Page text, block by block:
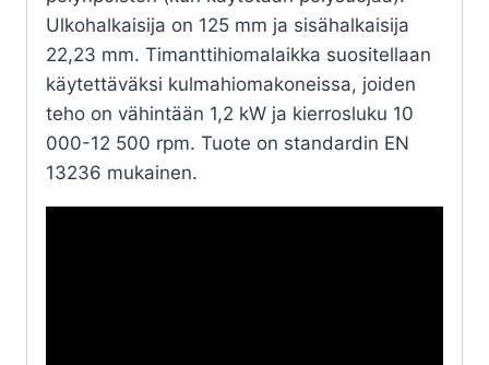
Ulkohalkaisija on 125 mm ja sisähalkaisija
22,23 mm. Timanttihiomalaikka suositellaan
käytettäväksi kulmahiomakoneissa, joiden
teho on vähintään 1,2 kW ja kierrosluku 10
000-12 500 rpm. Tuote on standardin EN
13236 mukainen.